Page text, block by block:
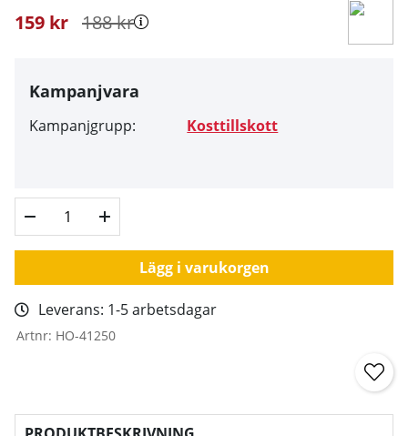
188kr
159 kr
Kampanjvara
Kampanjgrupp: Kosttillskott
Lägg i varukorgen
Leverans: 1-5 arbetsdagar
Artnr: HO-41250